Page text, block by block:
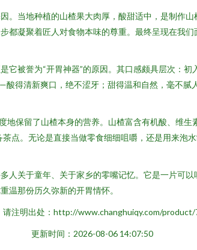
。当地种植的山楂果大肉厚，酸甜适中，是制作
都凝聚着匠人对食物本味的尊重。最终呈现在我
被誉为“开胃神器”的原因。其口感颇具层次：
得清新爽口，绝不涩牙；甜得温和自然，毫不
地保留了山楂本身的营养。山楂富含有机酸、维
点。无论是直接当做零食细细咀嚼，还是用来泡
人关于童年、关于家乡的零嘴记忆。它是一片可
温那份历久弥新的开胃情怀。
请注明出处：http://www.changhuiqy.com/product/
更新时间：2026-08-06 14:07:50